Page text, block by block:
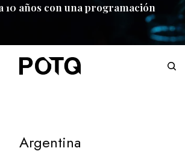
10 años con una programación
Argentina